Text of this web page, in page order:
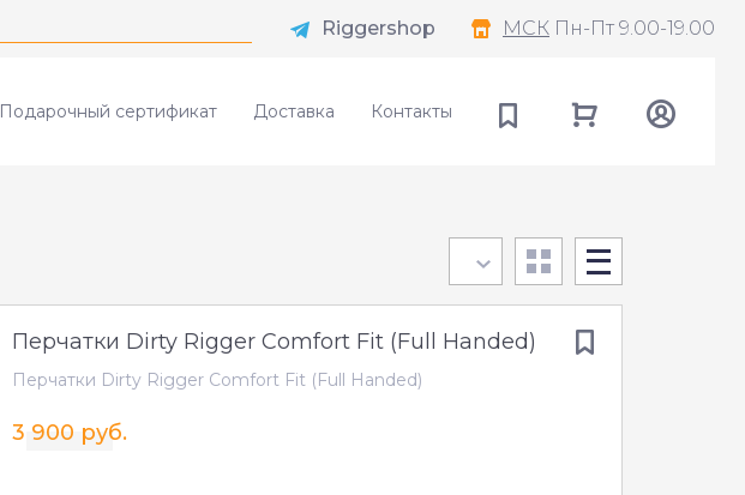
Riggershop МСК Пн-Пт 9.00-19.00
Подарочный сертификат Доставка Контакты
Перчатки Dirty Rigger Comfort Fit (Full Handed)
Перчатки Dirty Rigger Comfort Fit (Full Handed)
3 900 руб.